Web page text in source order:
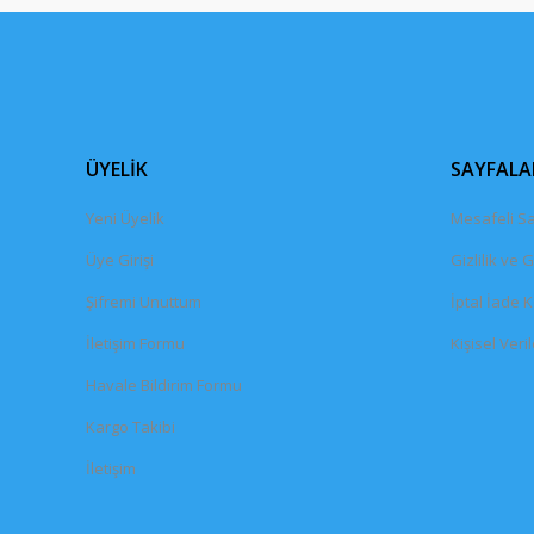
ÜYELİK
Yeni Üyelik
Üye Girişi
Şifremi Unuttum
İletişim Formu
Havale Bildirim Formu
Kargo Takibi
İletişim
Mesafeli
Gizlilik ve
İptal İade
Kişisel